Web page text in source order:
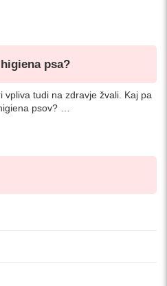
psa?
vpliva tudi na zdravje žvali. Kaj pa
psov? …